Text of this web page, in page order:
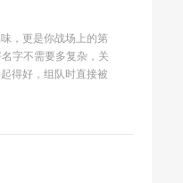
，更是你战场上的第
字不需要多复杂，关
得好，组队时直接被